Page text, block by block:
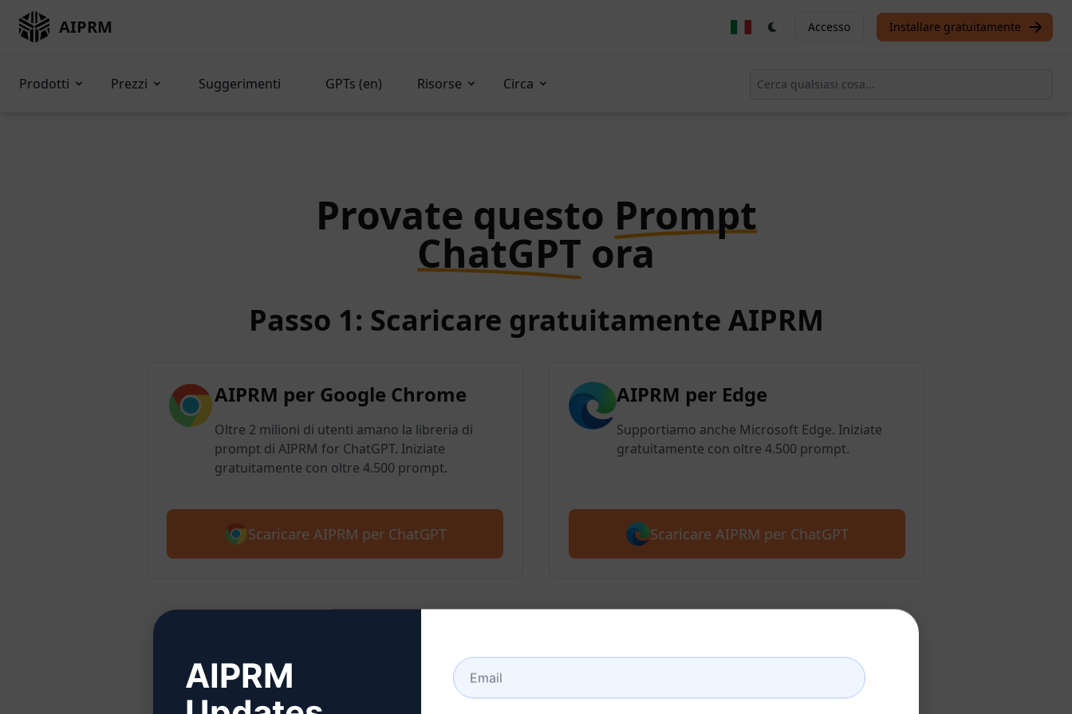
AIPRM Accesso Installare gratuitamente
Prodotti Prezzi Suggerimenti GPTs (en) Risorse Circa
Provate questo Prompt
ChatGPT ora
Passo 1: Scaricare gratuitamente AIPRM
AIPRM per Google Chrome
Oltre 2 milioni di utenti amano la libreria di
prompt di AIPRM for ChatGPT. Iniziate
gratuitamente con oltre 4.500 prompt.
Scaricare AIPRM per ChatGPT
AIPRM per Edge
Supportiamo anche Microsoft Edge. Iniziate
gratuitamente con oltre 4.500 prompt.
Scaricare AIPRM per ChatGPT
Passo 2: Creare un account ChatGPT
AIPRM